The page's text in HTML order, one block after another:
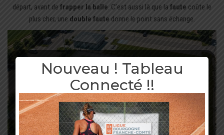
départ, avant de frapper la balle. C’est aussi là que la faute coûte le
plus cher, une double faute donne le point sans échange.
Nouveau ! Tableau
Connecté !!